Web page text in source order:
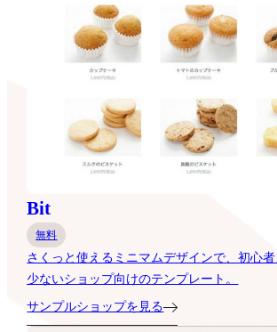
Bit
無料
さくっと使えるミニマムデザインで、初心
少ないショップ向けのテンプレート。
サンプルショップを見る